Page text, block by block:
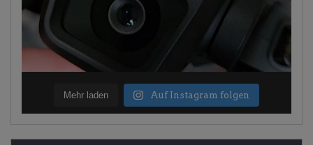
Mehr laden Auf Instagram folgen